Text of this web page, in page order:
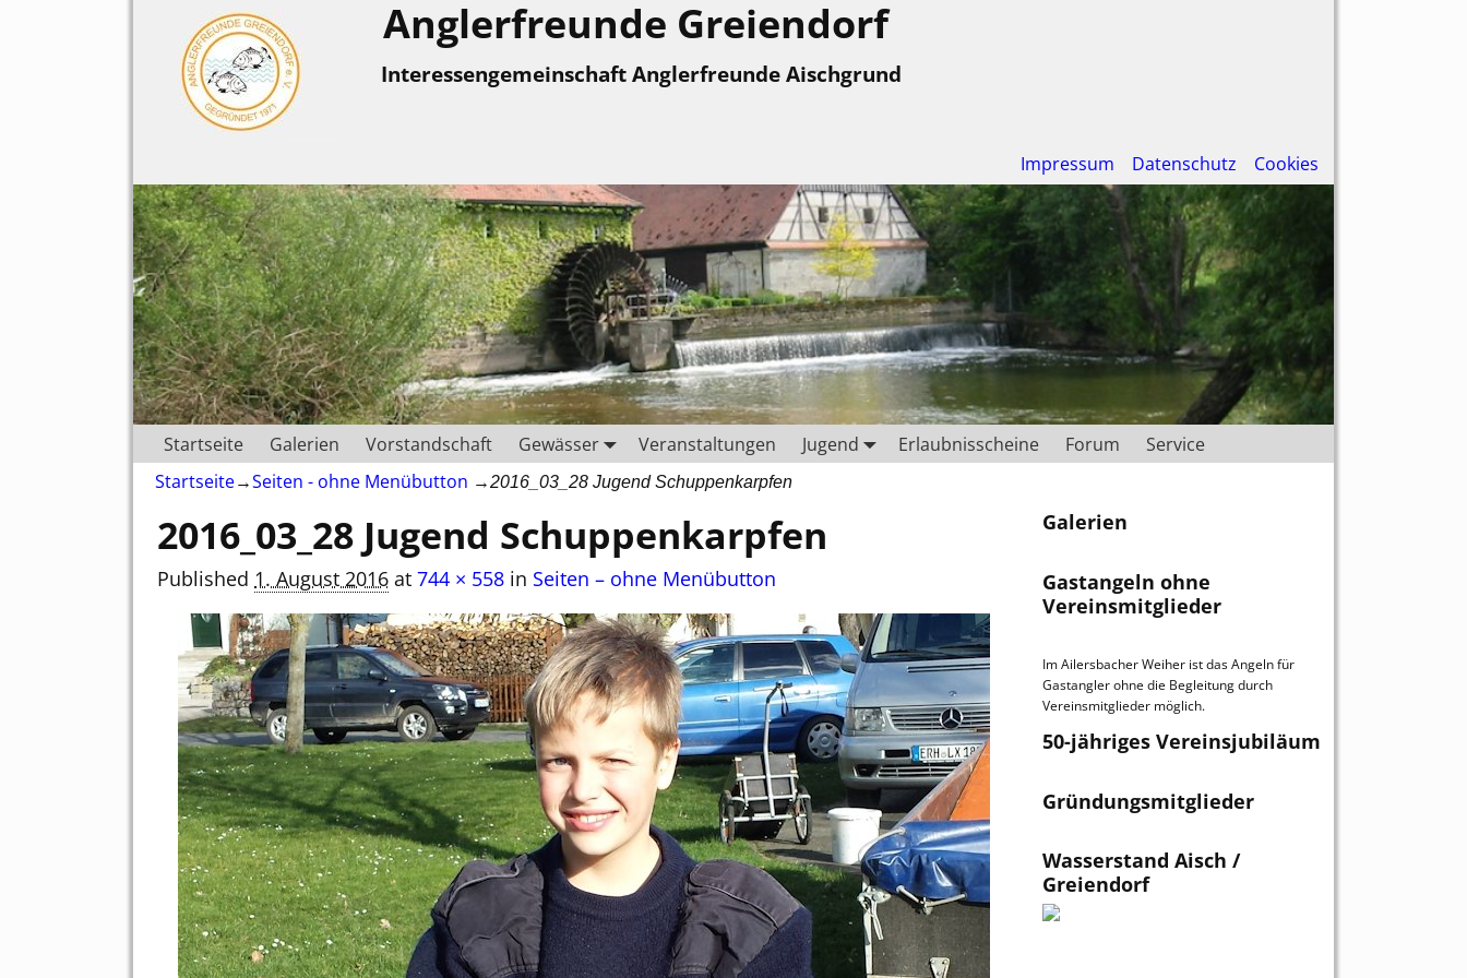
Anglerfreunde Greiendorf
Interessengemeinschaft Anglerfreunde Aischgrund
Impressum Datenschutz Cookies
Startseite Galerien Vorstandschaft Gewässer Veranstaltungen Jugend Erlaubnisscheine Forum
Service
Startseite→Seiten - ohne Menübutton →2016_03_28 Jugend Schuppenkarpfen
2016_03_28 Jugend Schuppenkarpfen
Published 1. August 2016 at 744 × 558 in Seiten – ohne Menübutton
Galerien
Gastangeln ohne
Vereinsmitglieder
Im Ailersbacher Weiher ist das Angeln für
Gastangler ohne die Begleitung durch
Vereinsmitglieder möglich.
50-jähriges Vereinsjubiläum
Gründungsmitglieder
Wasserstand Aisch /
Greiendorf